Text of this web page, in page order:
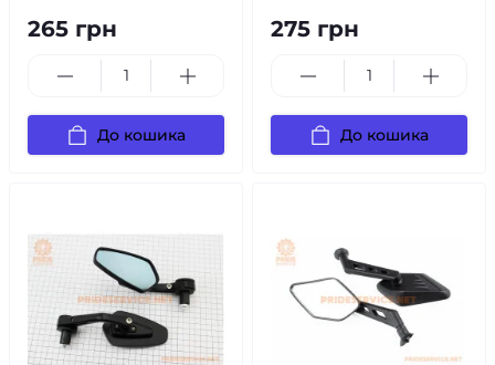
265 грн
До кошика
275 грн
До кошика